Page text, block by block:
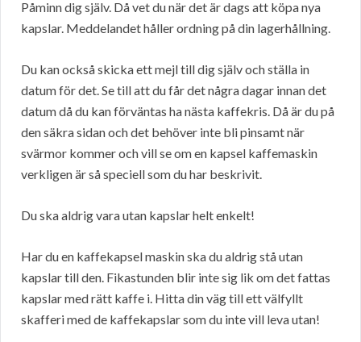
Påminn dig själv. Då vet du när det är dags att köpa nya
kapslar. Meddelandet håller ordning på din lagerhållning.
Du kan också skicka ett mejl till dig själv och ställa in
datum för det. Se till att du får det några dagar innan det
datum då du kan förväntas ha nästa kaffekris. Då är du på
den säkra sidan och det behöver inte bli pinsamt när
svärmor kommer och vill se om en kapsel kaffemaskin
verkligen är så speciell som du har beskrivit.
Du ska aldrig vara utan kapslar helt enkelt!
Har du en kaffekapsel maskin ska du aldrig stå utan
kapslar till den. Fikastunden blir inte sig lik om det fattas
kapslar med rätt kaffe i. Hitta din väg till ett välfyllt
skafferi med de kaffekapslar som du inte vill leva utan!